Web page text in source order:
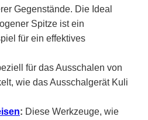
Gegenstände. Die Ideal
Spitze ist ein
für ein effektives
für das Ausschalen von
wie das Ausschalgerät Kuli
: Diese Werkzeuge, wie